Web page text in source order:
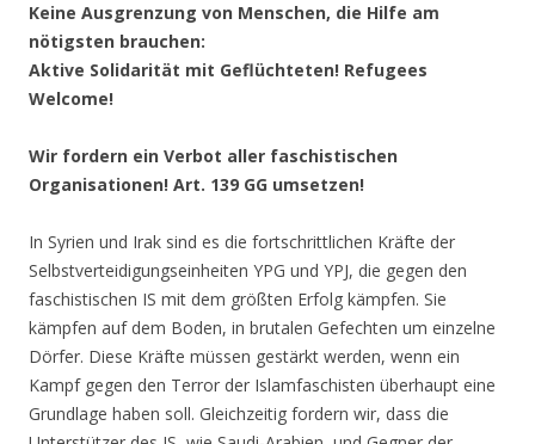
Keine Ausgrenzung von Menschen, die Hilfe am
nötigsten brauchen:
Aktive Solidarität mit Geflüchteten! Refugees
Welcome!
Wir fordern ein Verbot aller faschistischen
Organisationen! Art. 139 GG umsetzen!
In Syrien und Irak sind es die fortschrittlichen Kräfte der
Selbstverteidigungseinheiten YPG und YPJ, die gegen den
faschistischen IS mit dem größten Erfolg kämpfen. Sie
kämpfen auf dem Boden, in brutalen Gefechten um einzelne
Dörfer. Diese Kräfte müssen gestärkt werden, wenn ein
Kampf gegen den Terror der Islamfaschisten überhaupt eine
Grundlage haben soll. Gleichzeitig fordern wir, dass die